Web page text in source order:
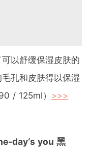
以舒缓保湿皮肤的
孔和皮肤得以保湿
/ 125ml） >>>
day‘s you 黑